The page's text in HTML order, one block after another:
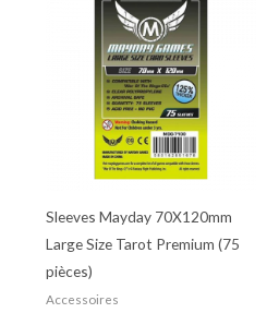
Sleeves Mayday 70X120mm
Large Size Tarot Premium (75
pièces)
Accessoires